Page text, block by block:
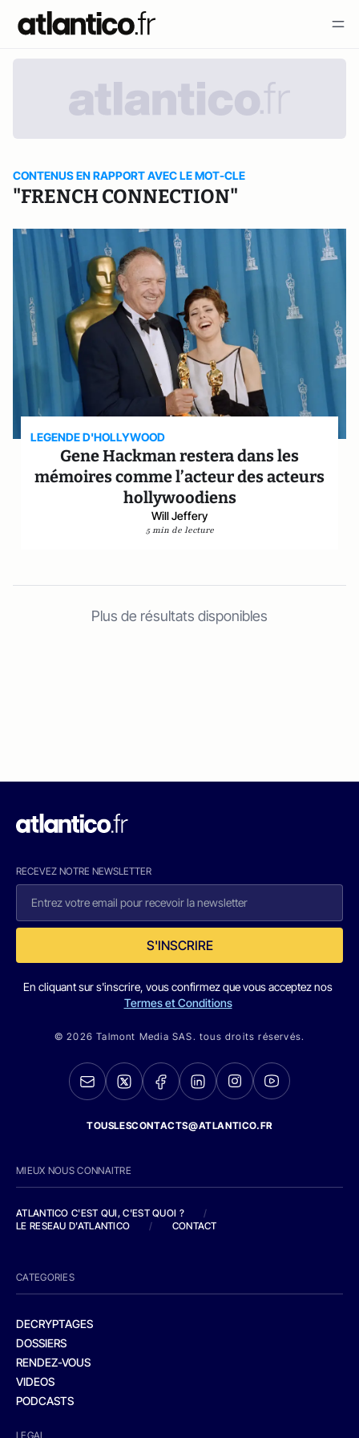
CONTENUS EN RAPPORT AVEC LE MOT-CLE
"FRENCH CONNECTION"
LEGENDE D'HOLLYWOOD
Gene Hackman restera dans les
mémoires comme l’acteur des acteurs
hollywoodiens
Will Jeffery
5 min de lecture
Plus de résultats disponibles
RECEVEZ NOTRE NEWSLETTER
S'INSCRIRE
En cliquant sur s'inscrire, vous confirmez que vous acceptez nos
Termes et Conditions
© 2026 Talmont Media SAS. tous droits réservés.
TOUSLESCONTACTS@ATLANTICO.FR
MIEUX NOUS CONNAITRE
ATLANTICO C'EST QUI, C'EST QUOI ?
/
LE RESEAU D'ATLANTICO
/ CONTACT
CATEGORIES
DECRYPTAGES
DOSSIERS
RENDEZ-VOUS
VIDEOS
PODCASTS
LEGAL